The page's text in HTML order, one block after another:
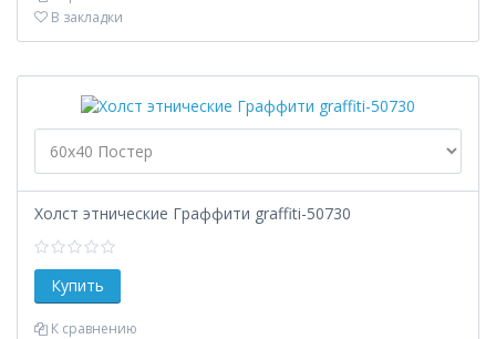
В закладки
Холст этнические Граффити graffiti-50730
К сравнению